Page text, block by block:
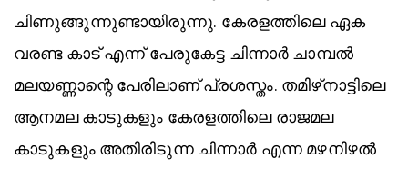
ചിണുങ്ങുന്നുണ്ടായിരുന്നു. കേരളത്തിലെ ഏക
വരണ്ട കാട് എന്ന് പേരുകേട്ട ചിന്നാർ ചാമ്പൽ
മലയണ്ണാന്റെ പേരിലാണ് പ്രശസ്തം. തമിഴ്‌നാട്ടിലെ
ആനമല കാടുകളും കേരളത്തിലെ രാജമല
കാടുകളും അതിരിടുന്ന ചിന്നാർ എന്ന മഴനിഴൽ